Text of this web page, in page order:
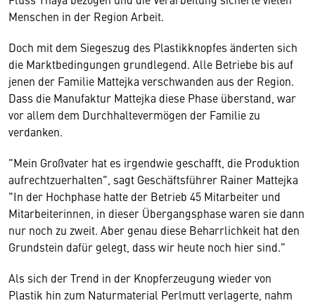
Menschen in der Region Arbeit.
Doch mit dem Siegeszug des Plastikknopfes änderten sich
die Marktbedingungen grundlegend. Alle Betriebe bis auf
jenen der Familie Mattejka verschwanden aus der Region.
Dass die Manufaktur Mattejka diese Phase überstand, war
vor allem dem Durchhaltevermögen der Familie zu
verdanken.
"Mein Großvater hat es irgendwie geschafft, die Produktion
aufrechtzuerhalten", sagt Geschäftsführer Rainer Mattejka
"In der Hochphase hatte der Betrieb 45 Mitarbeiter und
Mitarbeiterinnen, in dieser Übergangsphase waren sie dann
nur noch zu zweit. Aber genau diese Beharrlichkeit hat den
Grundstein dafür gelegt, dass wir heute noch hier sind."
Als sich der Trend in der Knopferzeugung wieder von
Plastik hin zum Naturmaterial Perlmutt verlagerte, nahm